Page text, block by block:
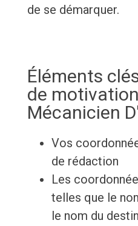
de se démarquer.
Éléments
de
Mécanicien
Vos
de rédaction
Les
telles que le
le nom du